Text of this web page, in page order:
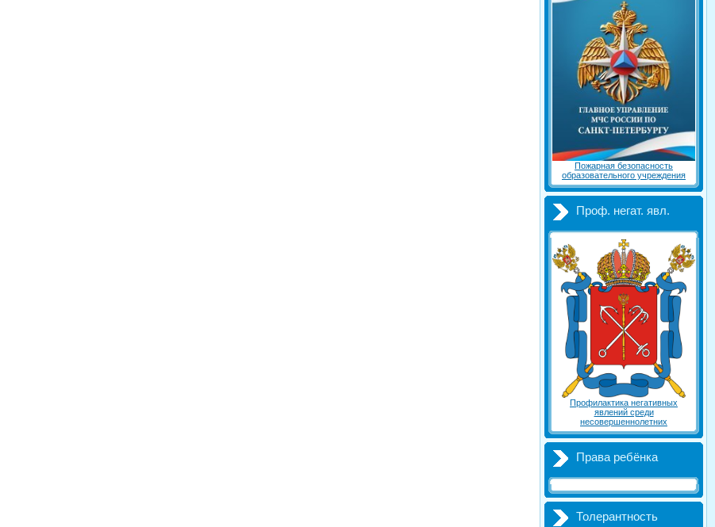
Пожарная безопасность
образовательного учреждения
Проф. негат. явл.
Профилактика негативных
явлений среди
несовершеннолетних
Права ребёнка
Толерантность